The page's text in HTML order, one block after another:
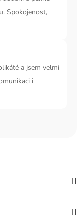
Spokojenost,
a jsem velmi
i